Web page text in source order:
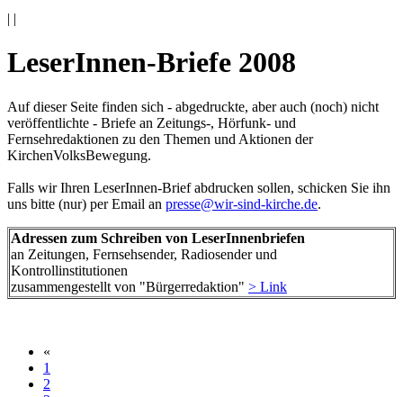
| |
LeserInnen-Briefe 2008
Auf dieser Seite finden sich - abgedruckte, aber auch (noch) nicht
veröffentlichte - Briefe an Zeitungs-, Hörfunk- und
Fernsehredaktionen zu den Themen und Aktionen der
KirchenVolksBewegung.
Falls wir Ihren LeserInnen-Brief abdrucken sollen, schicken Sie ihn
uns bitte (nur) per Email an presse@wir-sind-kirche.de.
Adressen zum Schreiben von LeserInnenbriefen
an Zeitungen, Fernsehsender, Radiosender und
Kontrollinstitutionen
zusammengestellt von "Bürgerredaktion" > Link
«
1
2